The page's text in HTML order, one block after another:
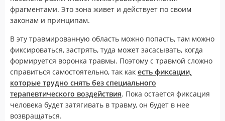
фрагментами. Это зона живет и действует по своим
законам и принципам.
В эту травмированную область можно попасть, там можно
фиксироваться, застрять, туда может засасывать, когда
формируется воронка травмы. Поэтому с травмой сложно
справиться самостоятельно, так как есть фиксации,
которые трудно снять без специального
терапевтического воздействия. Пока остается фиксация
человека будет затягивать в травму, он будет в нее
возвращаться.